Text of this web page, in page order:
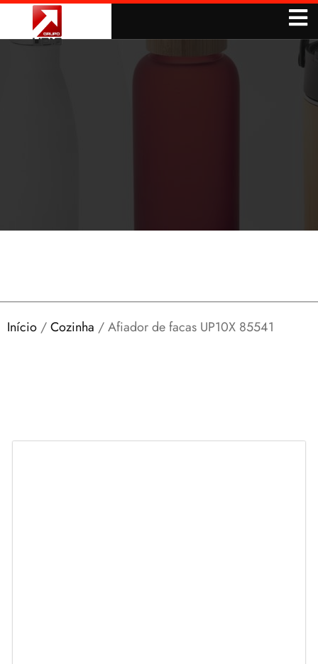
Início /Cozinha / Afiador de facas UP10X 85541